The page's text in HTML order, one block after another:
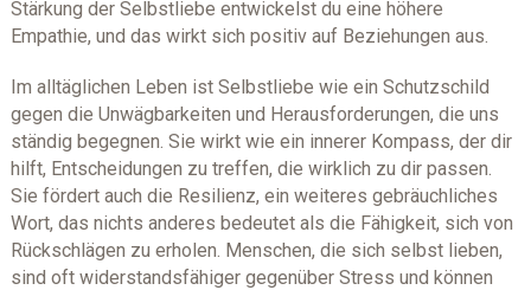
Stärkung der Selbstliebe entwickelst du eine höhere
Empathie, und das wirkt sich positiv auf Beziehungen aus.
Im alltäglichen Leben ist Selbstliebe wie ein Schutzschild
gegen die Unwägbarkeiten und Herausforderungen, die uns
ständig begegnen. Sie wirkt wie ein innerer Kompass, der dir
hilft, Entscheidungen zu treffen, die wirklich zu dir passen.
Sie fördert auch die Resilienz, ein weiteres gebräuchliches
Wort, das nichts anderes bedeutet als die Fähigkeit, sich von
Rückschlägen zu erholen. Menschen, die sich selbst lieben,
sind oft widerstandsfähiger gegenüber Stress und können